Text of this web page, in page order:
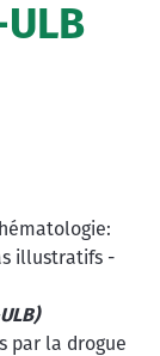
illustratifs -
par la drogue